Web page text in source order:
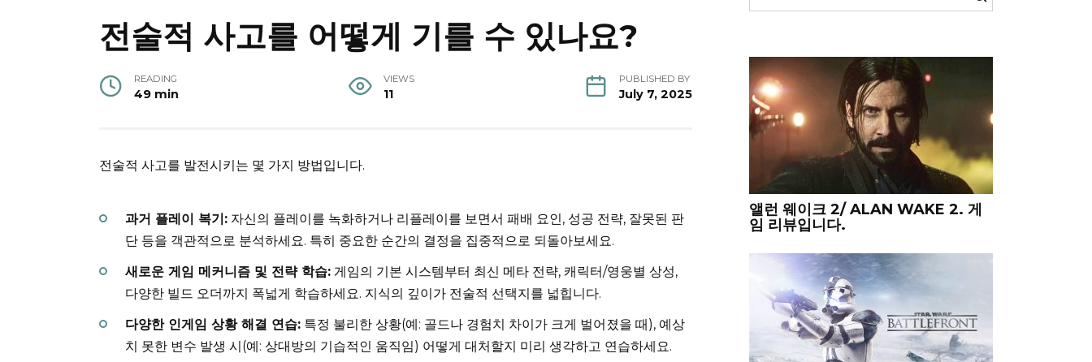
전술적 사고를 어떻게 기를 수 있나요?
READING
49 min
VIEWS
11
PUBLISHED BY
July 7, 2025
전술적 사고를 발전시키는 몇 가지 방법입니다.
과거 플레이 복기: 자신의 플레이를 녹화하거나 리플레이를 보면서 패배 요인, 성공 전략, 잘못된 판
단 등을 객관적으로 분석하세요. 특히 중요한 순간의 결정을 집중적으로 되돌아보세요.
새로운 게임 메커니즘 및 전략 학습: 게임의 기본 시스템부터 최신 메타 전략, 캐릭터/영웅별 상성,
다양한 빌드 오더까지 폭넓게 학습하세요. 지식의 깊이가 전술적 선택지를 넓힙니다.
다양한 인게임 상황 해결 연습: 특정 불리한 상황(예: 골드나 경험치 차이가 크게 벌어졌을 때), 예상
치 못한 변수 발생 시(예: 상대방의 기습적인 움직임) 어떻게 대처할지 미리 생각하고 연습하세요.
for:
앨런 웨이크 2/ ALAN WAKE 2. 게
임 리뷰입니다.